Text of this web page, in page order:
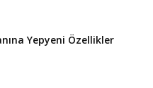
Yepyeni Özellikler